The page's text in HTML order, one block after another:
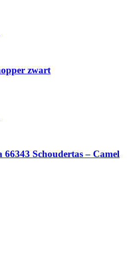
zwart
Schoudertas – Camel